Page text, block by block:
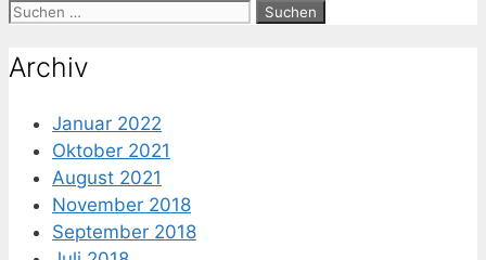
Suche
Archiv
Januar 2022
Oktober 2021
August 2021
November 2018
September 2018